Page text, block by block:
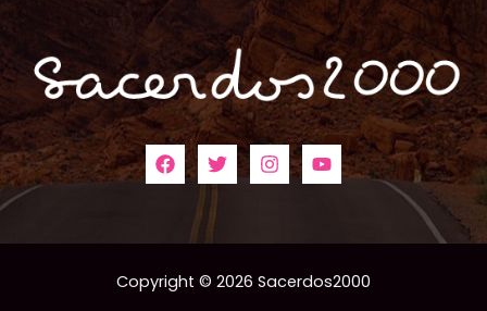
Copyright © 2026 Sacerdos2000